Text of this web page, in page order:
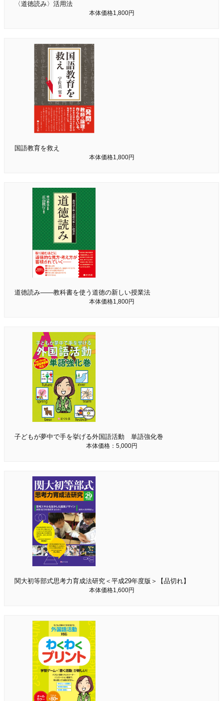
〈道徳読み〉活用法
本体価格1,800円
国語教育を救え
本体価格1,800円
道徳読み――教科書を使う道徳の新しい授業法
本体価格1,800円
子どもが夢中で手を挙げる外国語活動 単語強化巻
本体価格：5,000円
関大初等部式思考力育成法研究＜平成29年度版＞【品切れ】
本体価格1,600円